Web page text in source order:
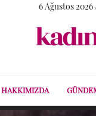
6 Ağustos 2026
HAKKIMIZDA